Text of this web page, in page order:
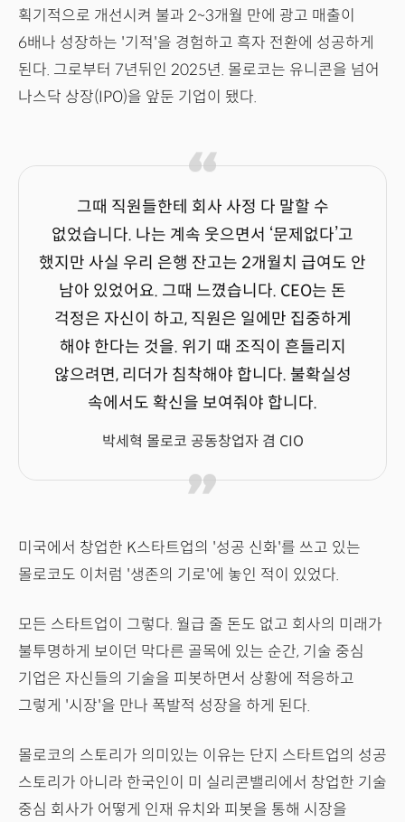
획기적으로 개선시켜 불과 2~3개월 만에 광고 매출이
6배나 성장하는 '기적'을 경험하고 흑자 전환에 성공하게
된다. 그로부터 7년뒤인 2025년. 몰로코는 유니콘을 넘어
나스닥 상장(IPO)을 앞둔 기업이 됐다.
그때 직원들한테 회사 사정 다 말할 수
없었습니다. 나는 계속 웃으면서 ‘문제없다’고
했지만 사실 우리 은행 잔고는 2개월치 급여도 안
남아 있었어요. 그때 느꼈습니다. CEO는 돈
걱정은 자신이 하고, 직원은 일에만 집중하게
해야 한다는 것을. 위기 때 조직이 흔들리지
않으려면, 리더가 침착해야 합니다. 불확실성
속에서도 확신을 보여줘야 합니다.
박세혁 몰로코 공동창업자 겸 CIO
미국에서 창업한 K스타트업의 '성공 신화'를 쓰고 있는
몰로코도 이처럼 '생존의 기로'에 놓인 적이 있었다.
모든 스타트업이 그렇다. 월급 줄 돈도 없고 회사의 미래가
불투명하게 보이던 막다른 골목에 있는 순간, 기술 중심
기업은 자신들의 기술을 피봇하면서 상황에 적응하고
그렇게 '시장'을 만나 폭발적 성장을 하게 된다.
몰로코의 스토리가 의미있는 이유는 단지 스타트업의 성공
스토리가 아니라 한국인이 미 실리콘밸리에서 창업한 기술
중심 회사가 어떻게 인재 유치와 피봇을 통해 시장을